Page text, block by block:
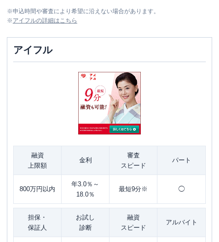
※申込時間や審査により希望に沿えない場合があります。
※アイフルの詳細はこちら
アイフル
融資
上限額
金利
審査
スピード
パート
800万円以内
年3.0％～
18.0％
最短9分※ ◯
担保・
保証人
お試し
診断
融資
スピード
アルバイト